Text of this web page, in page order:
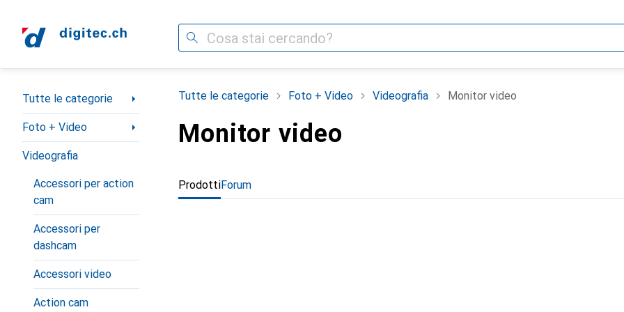
Cerca
Categoria Navigazione
Tutte le categorie
Foto + Video
Videografia
Accessori per action
cam
Accessori per
dashcam
Accessori video
Action cam
Tutte le categorie Foto + Video Videografia Monitor video
Monitor video
ProdottiForum